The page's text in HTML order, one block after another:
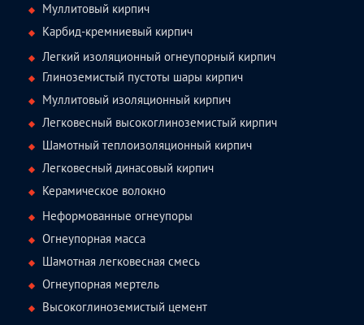
Муллитовый кирпич
Карбид-кремниевый кирпич
Легкий изоляционный огнеупорный кирпич
Глиноземистый пустоты шары кирпич
Муллитовый изоляционный кирпич
Легковесный высокоглиноземистый кирпич
Шамотный теплоизоляционный кирпич
Легковесный динасовый кирпич
Керамическое волокно
Неформованные огнеупоры
Огнеупорная масса
Шамотная легковесная смесь
Огнеупорная мертель
Высокоглиноземистый цемент